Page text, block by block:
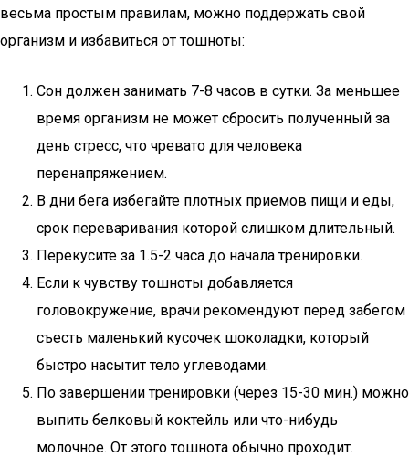
весьма простым правилам, можно поддержать свой
организм и избавиться от тошноты:
Сон должен занимать 7-8 часов в сутки. За меньшее
время организм не может сбросить полученный за
день стресс, что чревато для человека
перенапряжением.
В дни бега избегайте плотных приемов пищи и еды,
срок переваривания которой слишком длительный.
Перекусите за 1.5-2 часа до начала тренировки.
Если к чувству тошноты добавляется
головокружение, врачи рекомендуют перед забегом
съесть маленький кусочек шоколадки, который
быстро насытит тело углеводами.
По завершении тренировки (через 15-30 мин.) можно
выпить белковый коктейль или что-нибудь
молочное. От этого тошнота обычно проходит.